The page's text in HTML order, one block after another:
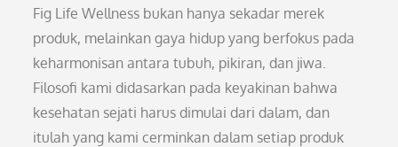
Fig Life Wellness bukan hanya sekadar merek
produk, melainkan gaya hidup yang berfokus pada
keharmonisan antara tubuh, pikiran, dan jiwa.
Filosofi kami didasarkan pada keyakinan bahwa
kesehatan sejati harus dimulai dari dalam, dan
itulah yang kami cerminkan dalam setiap produk